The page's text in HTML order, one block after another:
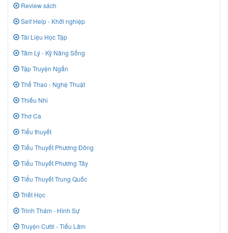
Review sách
Self Help - Khởi nghiệp
Tài Liệu Học Tập
Tâm Lý - Kỹ Năng Sống
Tập Truyện Ngắn
Thể Thao - Nghệ Thuật
Thiếu Nhi
Thơ Ca
Tiểu thuyết
Tiểu Thuyết Phương Đông
Tiểu Thuyết Phương Tây
Tiểu Thuyết Trung Quốc
Triết Học
Trinh Thám - Hình Sự
Truyện Cười - Tiếu Lâm